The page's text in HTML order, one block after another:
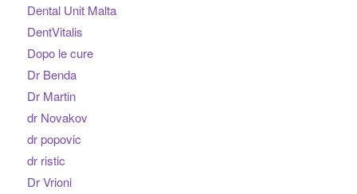
Dental Unit Malta
DentVitalis
Dopo le cure
Dr Benda
Dr Martin
dr Novakov
dr popovic
dr ristic
Dr Vrioni